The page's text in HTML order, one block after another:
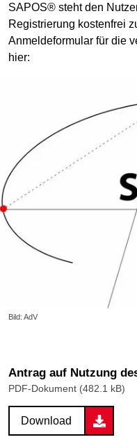
Bild: AdV
SAPOS® steht den
Registrierung kostenfrei
Anmeldeformular für die
hier:
Antrag auf Nutzung
PDF-Dokument (482.1 kB)
Download